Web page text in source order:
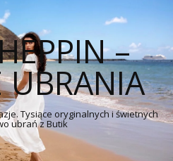
–
Tysiące oryginalnych i świetnych
ubrań z Butik